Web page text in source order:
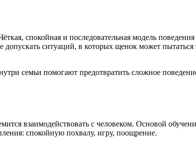
спокойная и последовательная модель
ситуаций, в которых щенок может
семьи помогают предотвратить сложное
взаимодействовать с человеком. Основой
спокойную похвалу, игру, поощрение.